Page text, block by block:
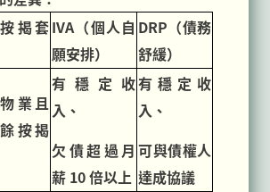
揭套IVA（個人自
願安排）
DRP（債務
舒緩）
業且
按揭
有穩定收
入、
欠債超過月
薪 10 倍以上
有穩定收
入、
可與債權人
達成協議